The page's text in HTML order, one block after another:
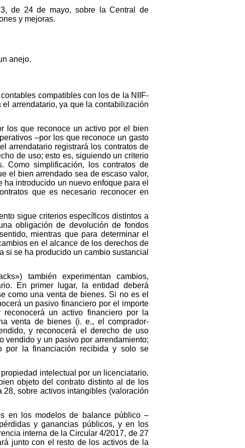
de 24 de mayo, sobre la Central de
y mejoras.
anejo.
compatibles con los de la NIIF-
arrendatario, ya que la contabilización
los que reconoce un activo por el bien
–por los que reconoce un gasto
arrendatario registrará los contratos de
de uso; esto es, siguiendo un criterio
Como simplificación, los contratos de
el bien arrendado sea de escaso valor,
introducido un nuevo enfoque para el
que es necesario reconocer en
sigue criterios específicos distintos a
obligación de devolución de fondos
mientras que para determinar el
en el alcance de los derechos de
si se ha producido un cambio sustancial
también experimentan cambios,
En primer lugar, la entidad deberá
como una venta de bienes. Si no es el
un pasivo financiero por el importe
reconocerá un activo financiero por la
venta de bienes (i. e., el comprador-
y reconocerá el derecho de uso
vendido y un pasivo por arrendamiento;
por la financiación recibida y solo se
intelectual por un licenciatario.
objeto del contrato distinto al de los
sobre activos intangibles (valoración
en los modelos de balance público –
y ganancias públicos, y en los
interna de la Circular 4/2017, de 27
junto con el resto de los activos de la